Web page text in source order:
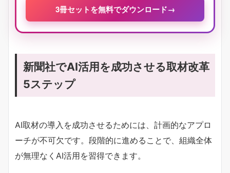
3冊セットを無料でダウンロード→
新聞社でAI活用を成功させる取材改革
5ステップ
AI取材の導入を成功させるためには、計画的なアプロ
ーチが不可欠です。段階的に進めることで、組織全体
が無理なくAI活用を習得できます。